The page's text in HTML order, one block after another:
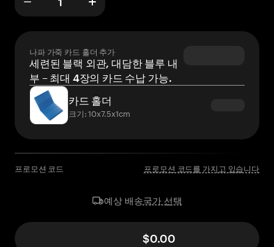
나파 가죽 카드 홀더 추가
세련된 블랙 외관, 대담한 블루 내
부 – 최대 4장의 카드 수납 가능.
카드 홀더
크기: 10x7.5x1cm
프로모션 코드 프로모션 코드를 가지고 있습니다
예상 배송국가 선택
$0.00